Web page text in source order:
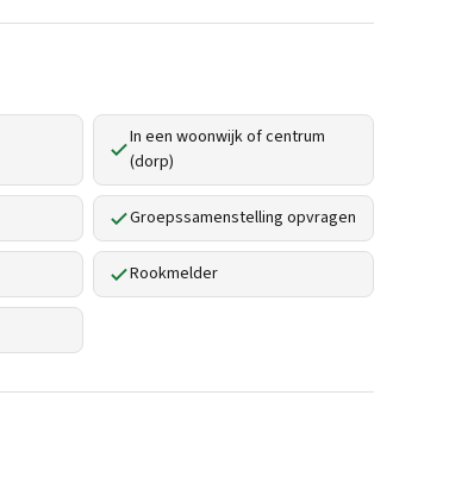
In een woonwijk of centrum
(dorp)
Groepssamenstelling opvragen
Rookmelder